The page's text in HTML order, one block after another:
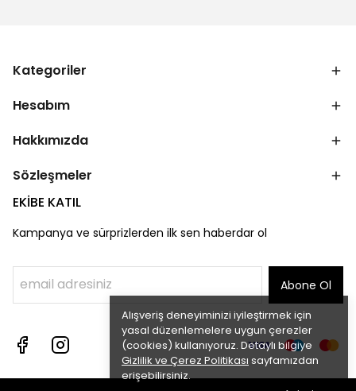
Alışveriş deneyiminizi iyileştirmek için
yasal düzenlemelere uygun çerezler
(cookies) kullanıyoruz. Detaylı bilgiye
Gizlilik ve Çerez Politikası sayfamızdan
erişebilirsiniz.
Kategoriler
Hesabım
Hakkımızda
Sözleşmeler
EKİBE KATIL
Kampanya ve sürprizlerden ilk sen haberdar ol
Abone Ol